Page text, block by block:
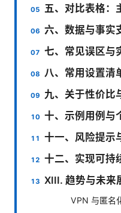
五、对比表格：
六、数据与事实
七、常见误区与
八、常用设置清
九、关于性价比
十、示例用例与
十一、风险提示
十二、实现可持
XIII. 趋势与未来
VPN 与匿名